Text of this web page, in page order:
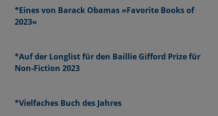
*Eines von Barack Obamas »Favorite Books of
2023«
*Auf der Longlist für den Baillie Gifford Prize für
Non-Fiction 2023
*Vielfaches Buch des Jahres